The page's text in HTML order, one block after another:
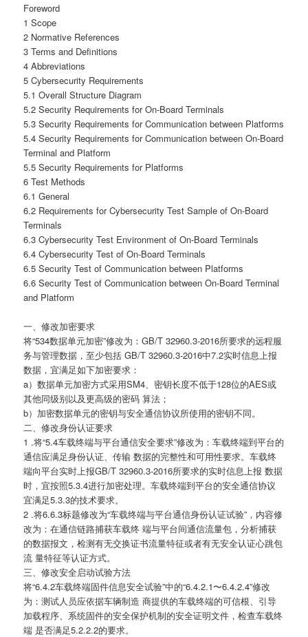
Foreword
1 Scope
2 Normative References
3 Terms and Definitions
4 Abbreviations
5 Cybersecurity Requirements
5.1 Overall Structure Diagram
5.2 Security Requirements for On-Board Terminals
5.3 Security Requirements for Communication between Platforms
5.4 Security Requirements for Communication between On-Board
Terminal and Platform
5.5 Security Requirements for Platforms
6 Test Methods
6.1 General
6.2 Requirements for Cybersecurity Test Sample of On-Board
Terminals
6.3 Cybersecurity Test Environment of On-Board Terminals
6.4 Cybersecurity Test of On-Board Terminals
6.5 Security Test of Communication between Platforms
6.6 Security Test of Communication between On-Board Terminal
and Platform
一、修改加密要求
将“534数据单元加密”修改为：GB/T 32960.3-2016所要求的远程服
务与管理数据，至少包括 GB/T 32960.3-2016中7.2实时信息上报
数据，宜满足如下加密要求：
a）数据单元加密方式采用SM4、密钥长度不低于128位的AES或
其他同级别以及更高级的密码 算法；
b）加密数据单元的密钥与安全通信协议所使用的密钥不同。
二、修改身份认证要求
1 .将“5.4车载终端与平台通信安全要求”修改为：车载终端到平台的
通信应满足身份认证、传输 数据的完整性和可用性要求。车载终
端向平台实时上报GB/T 32960.3-2016所要求的实时信息上报 数据
时，宜按照5.3.4进行加密处理。车载终端到平台的安全通信协议
宜满足5.3.3的技术要求。
2 .将6.6.3标题修改为“车载终端与平台通信身份认证试验”，内容修
改为：在通信链路捕获车载终 端与平台间通信流量包，分析捕获
的数据报文，检测有无交换证书流量特征或者有无安全认证心跳包
流 量特征等认证方式。
三、修改安全启动试验方法
将“6.4.2车载终端固件信息安全试验”中的“6.4.2.1〜6.4.2.4”修改
为：测试人员应依据车辆制造 商提供的车载终端的可信根、引导
加载程序、系统固件的安全保护机制的安全证明文件，检查车载终
端 是否满足5.2.2.2的要求。